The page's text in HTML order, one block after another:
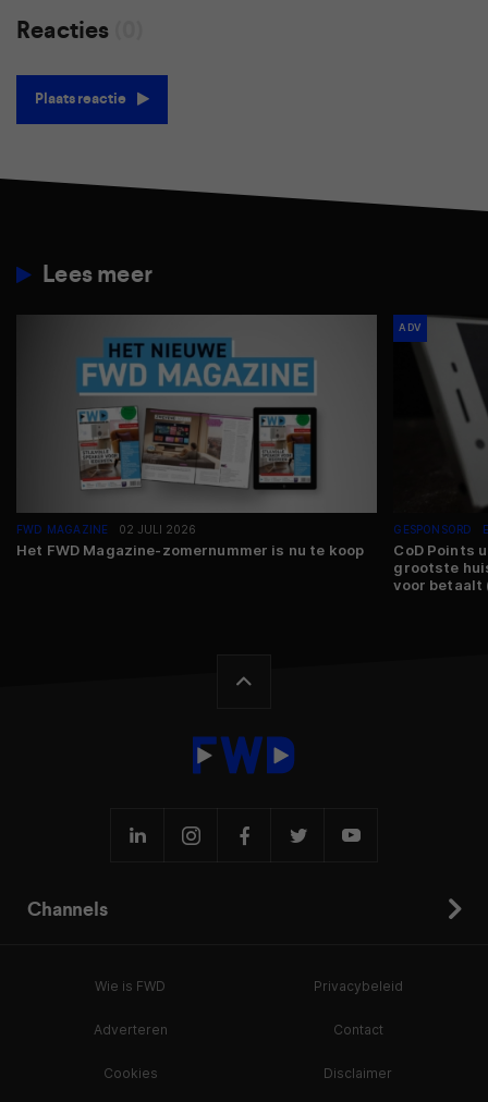
Reacties
Plaats reactie
Lees meer
FWD MAGAZINE 02 JULI 2026
Het FWD Magazine-zomernummer is nu te koop
ADV
GESPONSORD
CoD Points
grootste
voor betaalt
Channels
Wie is FWD Privacybeleid
Adverteren Contact
Cookies Disclaimer